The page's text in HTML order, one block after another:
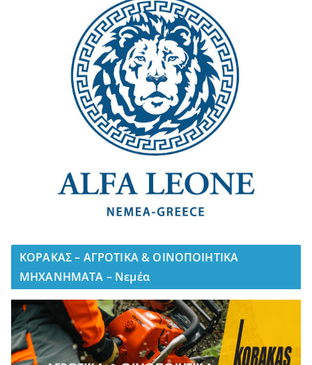
ΚΟΡΑΚΑΣ – ΑΓΡΟΤΙΚΑ & ΟΙΝΟΠΟΙΗΤΙΚΑ
ΜΗΧΑΝΗΜΑΤΑ – Νεμέα